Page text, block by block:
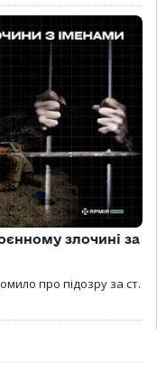
злочині за
про підозру за ст.